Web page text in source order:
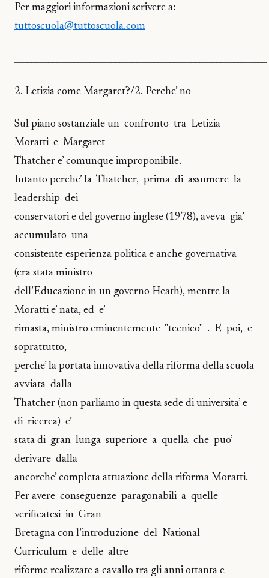
Per maggiori informazioni scrivere a:
tuttoscuola@tuttoscuola.com
2. Letizia come Margaret?/2. Perche’ no
Sul piano sostanziale un confronto tra Letizia
Moratti e Margaret
Thatcher e’ comunque improponibile.
Intanto perche’ la Thatcher, prima di assumere la
leadership dei
conservatori e del governo inglese (1978), aveva gia’
accumulato una
consistente esperienza politica e anche governativa
(era stata ministro
dell’Educazione in un governo Heath), mentre la
Moratti e’ nata, ed e’
rimasta, ministro eminentemente "tecnico" . E poi, e
soprattutto,
perche’ la portata innovativa della riforma della scuola
avviata dalla
Thatcher (non parliamo in questa sede di universita’ e
di ricerca) e’
stata di gran lunga superiore a quella che puo’
derivare dalla
ancorche’ completa attuazione della riforma Moratti.
Per avere conseguenze paragonabili a quelle
verificatesi in Gran
Bretagna con l’introduzione del National
Curriculum e delle altre
riforme realizzate a cavallo tra gli anni ottanta e